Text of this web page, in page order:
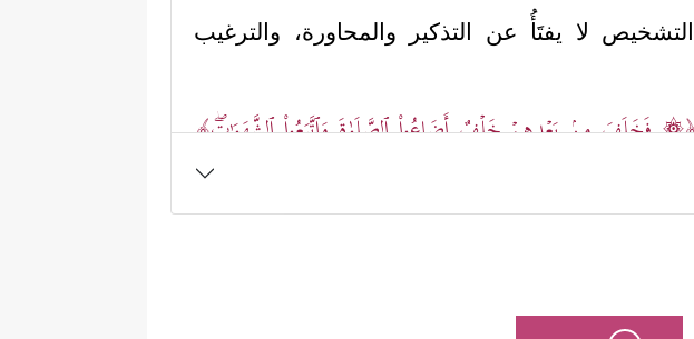
لا يفتَأُ عن التذكير والمحاورة، والترغيب
فَخَلَفَ مِنۢ بَعۡدِهِمۡ خَلۡفٌ أَضَاعُواْ ٱلصَّلَوٰةَ وَٱتَّبَعُواْ ٱلشَّهَوَ ٰ⁠تِۖ﴾
﴿إِلَّا مَن تَابَ وَءَامَنَ وَعَمِلَ صَـٰلِحࣰا
هذا الصنف: